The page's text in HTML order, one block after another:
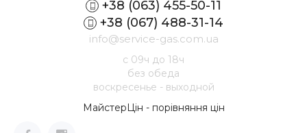
+38 (063) 455-50-11
+38 (067) 488-31-14
info@service-gas.com.ua
с 09ч до 18ч
без обеда
воскресенье - выходной
МайстерЦін - порівняння цін